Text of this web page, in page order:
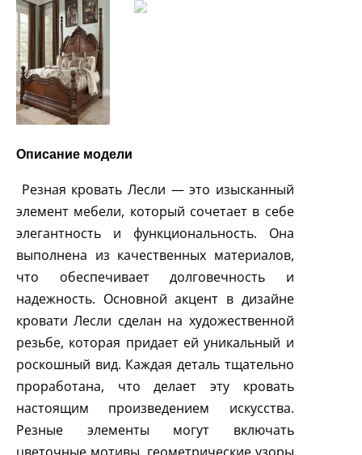
Описание модели
Резная кровать Лесли — это изысканный
элемент мебели, который сочетает в себе
элегантность и функциональность. Она
выполнена из качественных материалов,
что обеспечивает долговечность и
надежность. Основной акцент в дизайне
кровати Лесли сделан на художественной
резьбе, которая придает ей уникальный и
роскошный вид. Каждая деталь тщательно
проработана, что делает эту кровать
настоящим произведением искусства.
Резные элементы могут включать